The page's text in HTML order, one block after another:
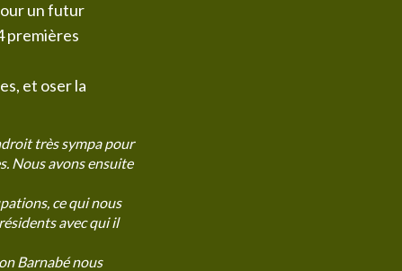
un futur
premières
et oser la
très sympa pour
Nous avons ensuite
ce qui nous
avec qui il
Barnabé nous